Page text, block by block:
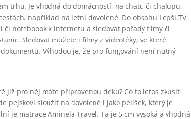
trhu. Je vhodná do domácností, na chatu či chalupu,
například na letní dovolené. Do obsahu Lepší.TV
noteboook k internetu a sledovat pořady filmy či
Sledovat můžete i filmy z videotéky, ve které
Výhodou je, že pro fungování není nutný
již pro něj máte připravenou deku? Co to letos zkusit
pejskovi sloužit na dovolené i jako pelíšek, který je
je matrace Aminela Travel. Ta je 5 cm vysoká a vhodná